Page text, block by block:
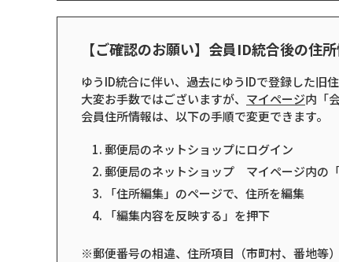
【ご確認のお願い】会員ID統合後の住
ゆうID統合に伴い、過去にゆうIDで登録した旧
大変お手数ではございますが、 マイページ内「
会員住所情報は、以下の手順で変更できます。
郵便局のネットショップにログイン
郵便局のネットショップ マイページ内の
「住所編集」のページで、住所を編集
「編集内容を反映する」を押下
※郵便番号の相違、住所項目（市町村、番地等